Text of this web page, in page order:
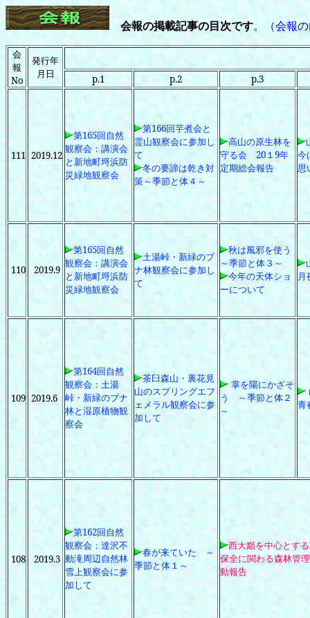
会報の掲載記事の目次です。 （会報
会
報
No
発行年
月日
p.1 p.2 p.3
111 2019.12
第165回自然
観察会：講演会
と新地町埒浜防
災緑地観察会
第166回芋煮会と
霊山観察会に参加し
て
冬の要諦は乾き対
策～季節と体４～
高山の原生林を
守る会 20１9年
定期総会報告
今
思
110 2019.9
第165回自然
観察会：講演会
と新地町埒浜防
災緑地観察会
土湯峠・新緑のブ
ナ林観察会に参加し
て
秋は風邪を使う
～季節と体３～
今年の天体ショ
ーについて
月
109 2019.6
第164回自然
観察会：土湯
峠・新緑のブナ
林と湿原植物観
察会
茶臼森山・裏花見
山のスプリングエフ
ェメラル観察会に参
加して
掌を陽にかざそ
う ～季節と体２
～
青
108 2019.3
第162回自然
観察会：達沢不
動滝周辺自然林
雪上観察会に参
加して
春が来ていた ～
季節と体１～
西大巓を中心とす
保全に関わる森林管
動報告